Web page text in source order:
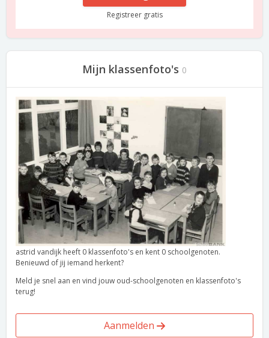
Registreer gratis
Mijn klassenfoto's 0
astrid vandijk heeft 0 klassenfoto's en kent 0 schoolgenoten.
Benieuwd of jij iemand herkent?
Meld je snel aan en vind jouw oud-schoolgenoten en klassenfoto's
terug!
Aanmelden